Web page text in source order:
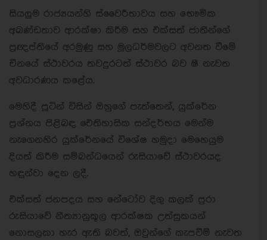
සියලුම රාජ්‍යයන්හි ස්වෛරීභාවය සහ භෞමික
අඛණ්ඩතාව ආරක්ෂා කිරීම සහ එක්සත් ජාතීන්ගේ
ප්‍රඥප්තියේ අරමුණු සහ මූලධර්මවලට අවනත වීමේ
චීනයේ ස්ථාවරය තවදුරටත් ස්ථාවර බව ෂී නැවත
අවධාරණය කළේය.
මෙහිදී පූටින් විසින් ඔහුගේ පැත්තෙන්, යුක්රේන
ප්‍රශ්නය පිළිබඳ ඓතිහාසික සන්දර්භය මෙන්ම
නැගෙනහිර යුක්රේනයේ විශේෂ හමුදා මෙහෙයුම
දියත් කිරීම සම්බන්ධයෙන් රුසියාවේ ස්ථාවරයද
හඳුන්වා දෙන ලදී.
එක්සත් ජනපදය සහ නේටෝව දිගු කලක් පුරා
රුසියාවේ නීත්‍යානුකූල ආරක්ෂක උත්සුකයන්
නොසලකා හැර ඇති බවත්, ඔවුන්ගේ කැපවීම් නැවත